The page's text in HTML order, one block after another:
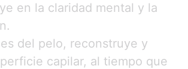
en la claridad mental y la
del pelo, reconstruye y
capilar, al tiempo que